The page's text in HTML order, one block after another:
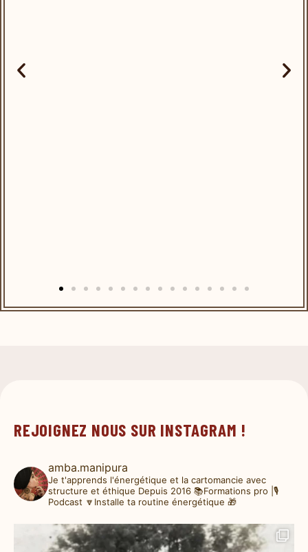
REJOIGNEZ NOUS SUR INSTAGRAM !
amba.manipura
Je t'apprends l'énergétique et la cartomancie avec
structure et éthique Depuis 2016 📚Formations pro |🎙️
Podcast 🔽Installe ta routine énergétique 🎁